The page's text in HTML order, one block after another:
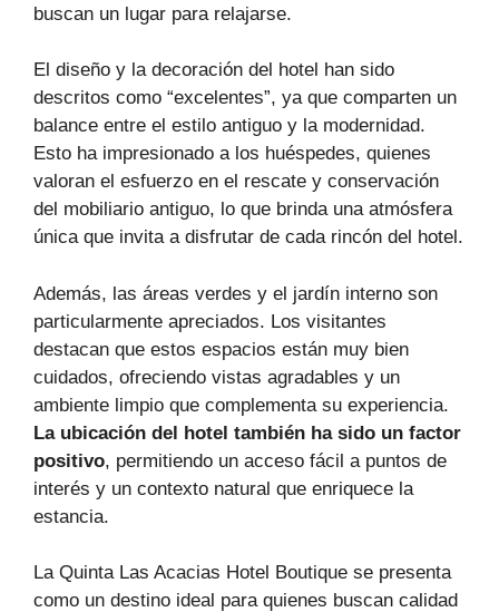
buscan un lugar para relajarse.
El diseño y la decoración del hotel han sido
descritos como “excelentes”, ya que comparten un
balance entre el estilo antiguo y la modernidad.
Esto ha impresionado a los huéspedes, quienes
valoran el esfuerzo en el rescate y conservación
del mobiliario antiguo, lo que brinda una atmósfera
única que invita a disfrutar de cada rincón del hotel.
Además, las áreas verdes y el jardín interno son
particularmente apreciados. Los visitantes
destacan que estos espacios están muy bien
cuidados, ofreciendo vistas agradables y un
ambiente limpio que complementa su experiencia.
La ubicación del hotel también ha sido un factor
positivo, permitiendo un acceso fácil a puntos de
interés y un contexto natural que enriquece la
estancia.
La Quinta Las Acacias Hotel Boutique se presenta
como un destino ideal para quienes buscan calidad